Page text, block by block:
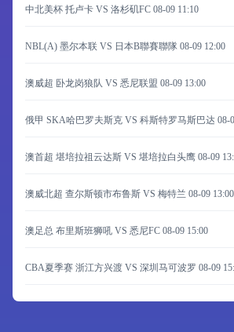
中北美杯 托卢卡 VS 洛杉矶FC 08-09 11:10
NBL(A) 墨尔本联 VS 日本B聯賽聯隊 08-09 12:00
澳威超 卧龙岗狼队 VS 悉尼联盟 08-09 13:00
俄甲 SKA哈巴罗夫斯克 VS 科斯特罗马斯巴达 08-
澳首超 堪培拉祖云达斯 VS 堪培拉白头鹰 08-09
澳威北超 查尔斯顿市布鲁斯 VS 梅特兰 08-09 13:00
澳足总 布里斯班狮吼 VS 悉尼FC 08-09 15:00
CBA夏季赛 浙江方兴渡 VS 深圳马可波罗 08-09